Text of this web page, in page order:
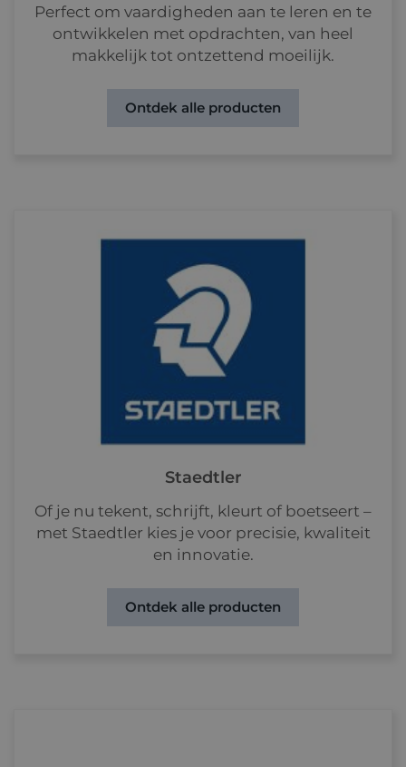
Perfect om vaardigheden aan te leren en te
ontwikkelen met opdrachten, van heel
makkelijk tot ontzettend moeilijk.
Ontdek alle producten
Staedtler
Of je nu tekent, schrijft, kleurt of boetseert –
met Staedtler kies je voor precisie, kwaliteit
en innovatie.
Ontdek alle producten